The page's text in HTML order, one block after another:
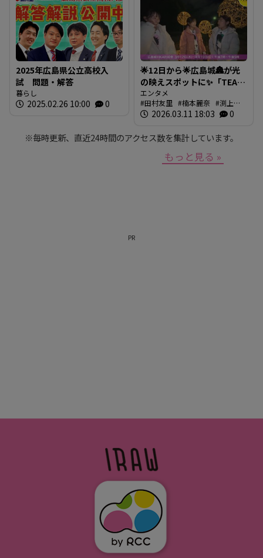
2025年広島県公立高校入
試 問題・解答
暮らし
2025.02.26 10:00 0
🌟12日から🌟広島城🏯が光
の映えスポットに✨「TEAM
SHIRO」始動
❗【BUTSUBUTSU2】
エンタメ
田村友里
楠本麗奈
渕上沙
紀
新本穂乃佳 イマナマ
2026.03.11 18:03 0
※毎時更新、直近24時間のアクセス数を集計しています。
もっと見る »
PR